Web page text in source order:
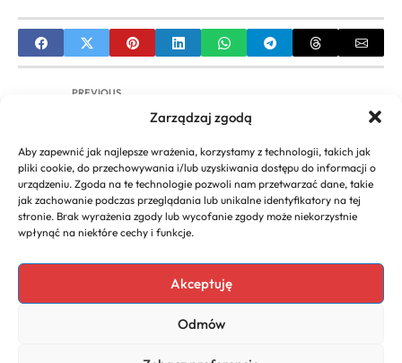
Zarządzaj zgodą
Aby zapewnić jak najlepsze wrażenia, korzystamy z technologii, takich jak
pliki cookie, do przechowywania i/lub uzyskiwania dostępu do informacji o
urządzeniu. Zgoda na te technologie pozwoli nam przetwarzać dane, takie
jak zachowanie podczas przeglądania lub unikalne identyfikatory na tej
stronie. Brak wyrażenia zgody lub wycofanie zgody może niekorzystnie
wpłynąć na niektóre cechy i funkcje.
Akceptuję
Odmów
PREVIOUS
Eleganckie Upięcie z Warkoczem: Fryzury Krok po
NEXT
Fryzura Ślubna Rozpuszczone Włosy: Fale, Loki,
Boho – Inspiracje i Porady
Copyright 2026. All rights